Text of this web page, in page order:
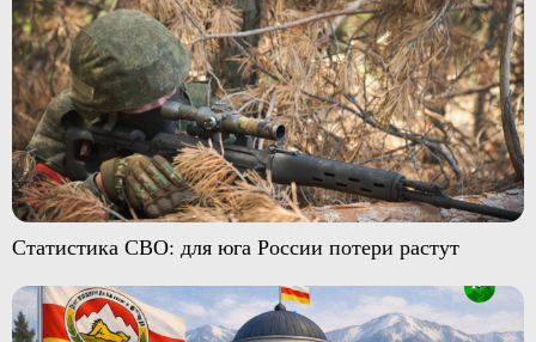
Статистика СВО: для юга России потери растут